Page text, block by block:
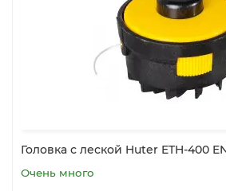
Головка с леской Huter ETH-400
Очень много